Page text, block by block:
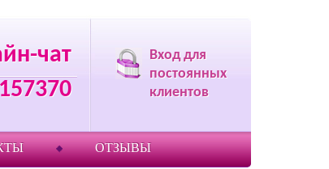
чат
Вход для
постоянных
клиентов
ОТЗЫВЫ